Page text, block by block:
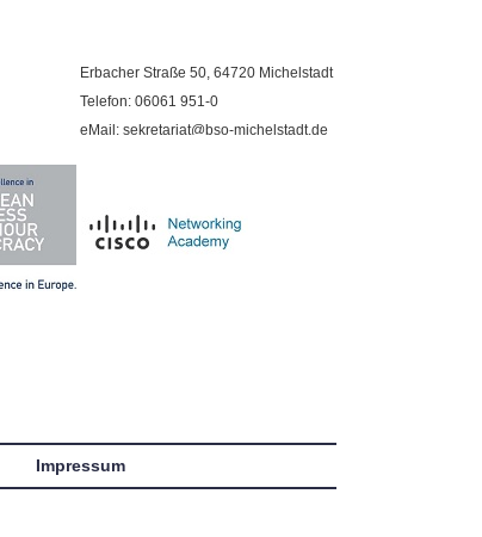
Erbacher Straße 50, 64720 Michelstadt
Telefon: 06061 951-0
eMail: sekretariat@bso-michelstadt.de
Impressum